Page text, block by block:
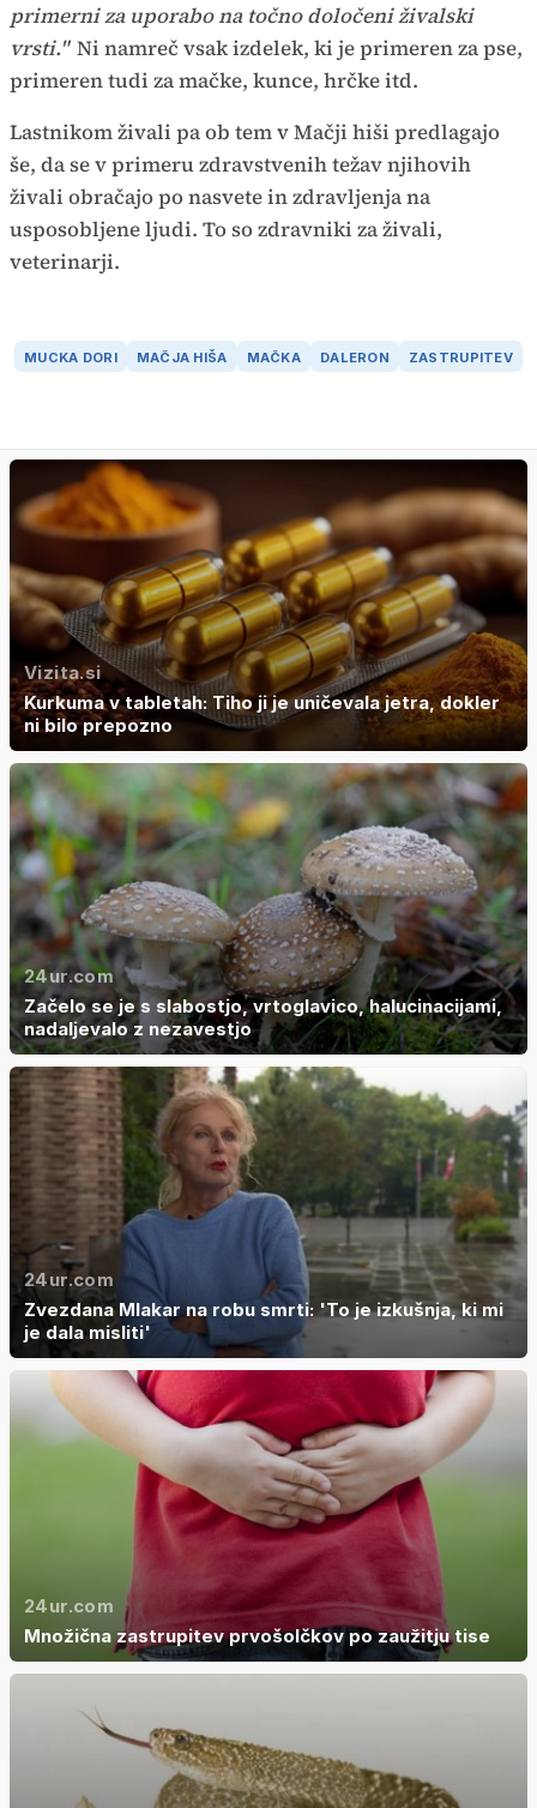
primerni za uporabo na točno določeni živalski
vrsti." Ni namreč vsak izdelek, ki je primeren za pse,
primeren tudi za mačke, kunce, hrčke itd.
Lastnikom živali pa ob tem v Mačji hiši predlagajo
še, da se v primeru zdravstvenih težav njihovih
živali obračajo po nasvete in zdravljenja na
usposobljene ljudi. To so zdravniki za živali,
veterinarji.
MUCKA DORI MAČJA HIŠA MAČKA DALERON ZASTRUPITEV
Vizita.si
Kurkuma v tabletah: Tiho ji je uničevala jetra, dokler
ni bilo prepozno
24ur.com
Začelo se je s slabostjo, vrtoglavico, halucinacijami,
nadaljevalo z nezavestjo
24ur.com
Zvezdana Mlakar na robu smrti: 'To je izkušnja, ki mi
je dala misliti'
24ur.com
Množična zastrupitev prvošolčkov po zaužitju tise